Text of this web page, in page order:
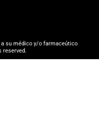
su médico y/o farmaceútico
reserved.